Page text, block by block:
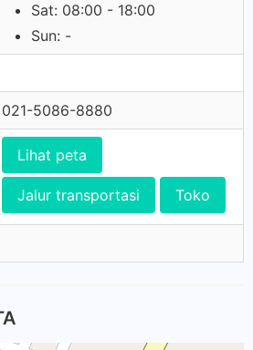
Sat: 08:00 - 18:00
Sun: -
021-5086-8880
Lihat peta
Jalur transportasi Toko